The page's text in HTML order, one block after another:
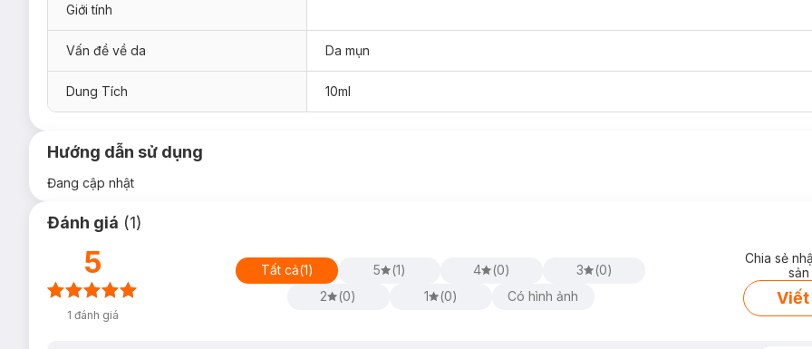
Giới tính
Vấn đề về da Da mụn
Dung Tích 10ml
Hướng dẫn sử dụng
Đang cập nhật
Đánh giá (1)
5
1 đánh giá
Tất cả(1) 5 (1) 4 (0) 3 (0)
2
(0) 1 (0) Có hình ảnh
Chia sẻ
Viết